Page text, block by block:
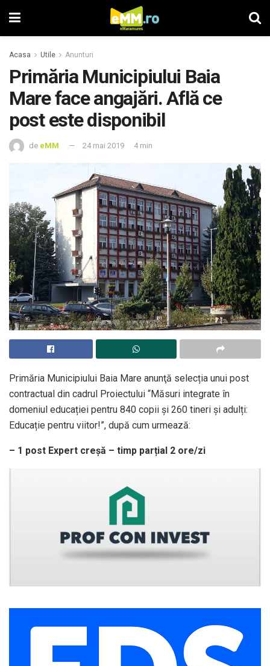
Acasa Utile Anunturi
Primăria Municipiului Baia
Mare face angajări. Află ce
post este disponibil
de eMM 24 mai 2019 4 min
Primăria Municipiului Baia Mare anunţă selecția unui post
contractual din cadrul Proiectului “Măsuri integrate în
domeniul educației pentru 840 copii și 260 tineri și adulți:
Educație pentru viitor!”, după cum urmează:
– 1 post Expert creșă – timp parțial 2 ore/zi